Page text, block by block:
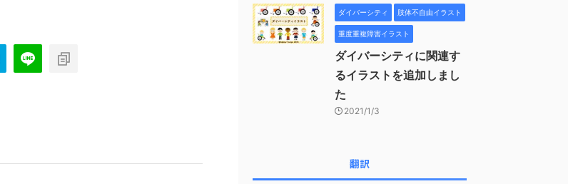
ダイバーシティ 肢体不自由イラスト
重度重複障害イラスト
ダイバーシティに関連す
るイラストを追加しまし
た
2021/1/3
翻訳